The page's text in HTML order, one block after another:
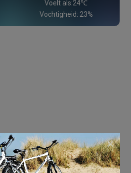
Voelt als:24℃
Vochtigheid: 23%
×